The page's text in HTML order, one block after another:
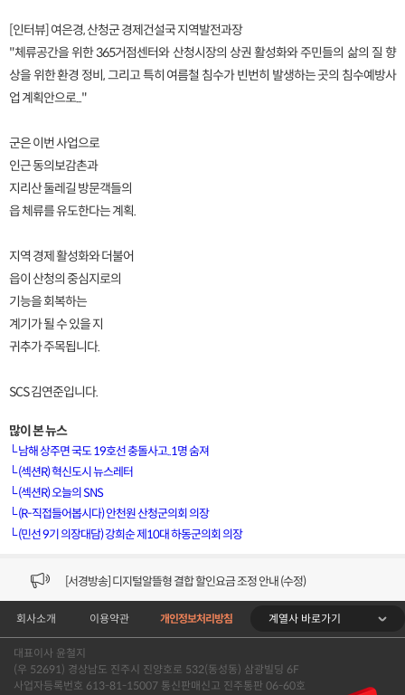
[인터뷰] 여은경, 산청군 경제건설국 지역발전과장
"체류공간을 위한 365거점센터와 산청시장의 상권 활성화와 주민들의 삶의 질 향
상을 위한 환경 정비, 그리고 특히 여름철 침수가 빈번히 발생하는 곳의 침수예방사
업 계획안으로..."
군은 이번 사업으로
인근 동의보감촌과
지리산 둘레길 방문객들의
읍 체류를 유도한다는 계획.
지역 경제 활성화와 더불어
읍이 산청의 중심지로의
기능을 회복하는
계기가 될 수 있을 지
귀추가 주목됩니다.
SCS 김연준입니다.
많이 본 뉴스
└남해 상주면 국도 19호선 충돌사고..1명 숨져
└(섹션R) 혁신도시 뉴스레터
└(섹션R) 오늘의 SNS
└(R-직접들어봅시다) 안천원 산청군의회 의장
└(민선 9기 의장대담) 강희순 제10대 하동군의회 의장
[VOD공지] 청춘초이스 이용금액 변경 안내
[서경방송] 일부 채널편성 변경 안내의 건 (7/22)
[서경방송] 디지털알뜰형 결합 할인요금 조정 안내 (수정)
[공지] 개인정보처리방침 (Ver2.15) 개정의 건 (7/1)
[서경방송] 일부 채널편성 변경 안내의 건 (7/1)
회사소개 이용약관 개인정보처리방침 계열사 바로가기
대표이사 윤철지
(우 52691) 경상남도 진주시 진양호로 532(동성동) 삼광빌딩 6F
사업자등록번호 613-81-15007 통신판매신고 진주통판 06-60호